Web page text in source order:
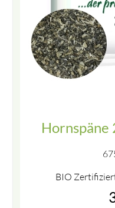
Hornspäne
BIO